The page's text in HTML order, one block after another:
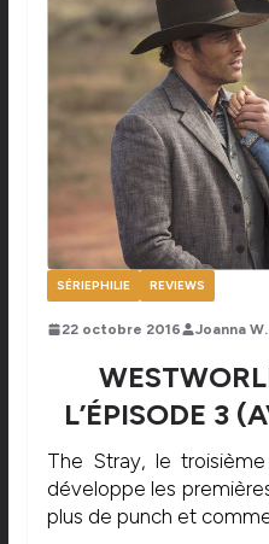
SÉRIEPHILIE REVIEWS
22 octobre 2016 Joanna W.
L’ÉPISODE 3
The Stray, le
développe les
plus de punch et